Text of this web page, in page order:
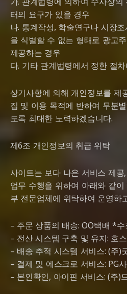
터의 요구가 있을 경우
나. 통계작성, 학술연구나 시장
을 식별할 수 없는 형태로 광고
제공하는 경우
다. 기타 관계법령에서 정한 절
상기사항에 의해 개인정보를 제
집 및 이용 목적에 반하여 무분
도록 최대한 노력하겠습니다.
제6조 개인정보의 취급 위탁
사이트는 보다 나은 서비스 제
업무 수행을 위하여 아래와 같
부 전문업체에 위탁하여 운영하
– 주문 상품의 배송: OO택배 *
– 전산 시스템 구축 및 유지: 호
– 배송 추적 시스템 서비스: (주)
– 결제 및 에스크로 서비스: PG
– 본인확인, 아이핀 서비스: (주)